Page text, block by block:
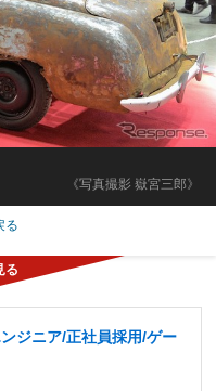
《写真撮影 嶽宮三郎》
る
ジニア/正社員採用/ゲー